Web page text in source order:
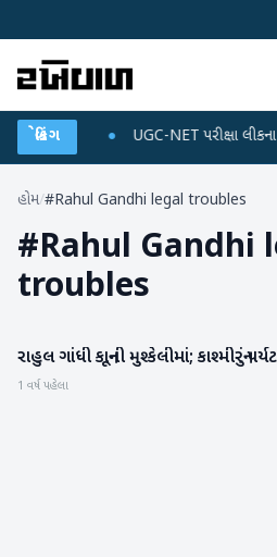
બ્રેકિંગ
પ્લાન UGC-NET પરીક્ષા લીકના
હોમ/#Rahul Gandhi legal troubles
#Rahul Gandhi
troubles
રાષ્ટ્રીય
રાહુલ ગાંધી કાનૂની મુશ્કેલીમાં; કાશ્મીરનું
1 વર્ષ પહેલા